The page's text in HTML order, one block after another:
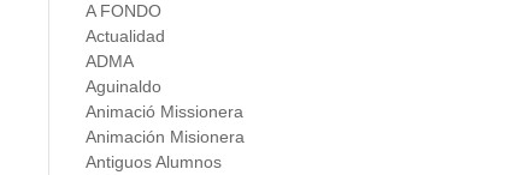
A FONDO
Actualidad
ADMA
Aguinaldo
Animació Missionera
Animación Misionera
Antiguos Alumnos